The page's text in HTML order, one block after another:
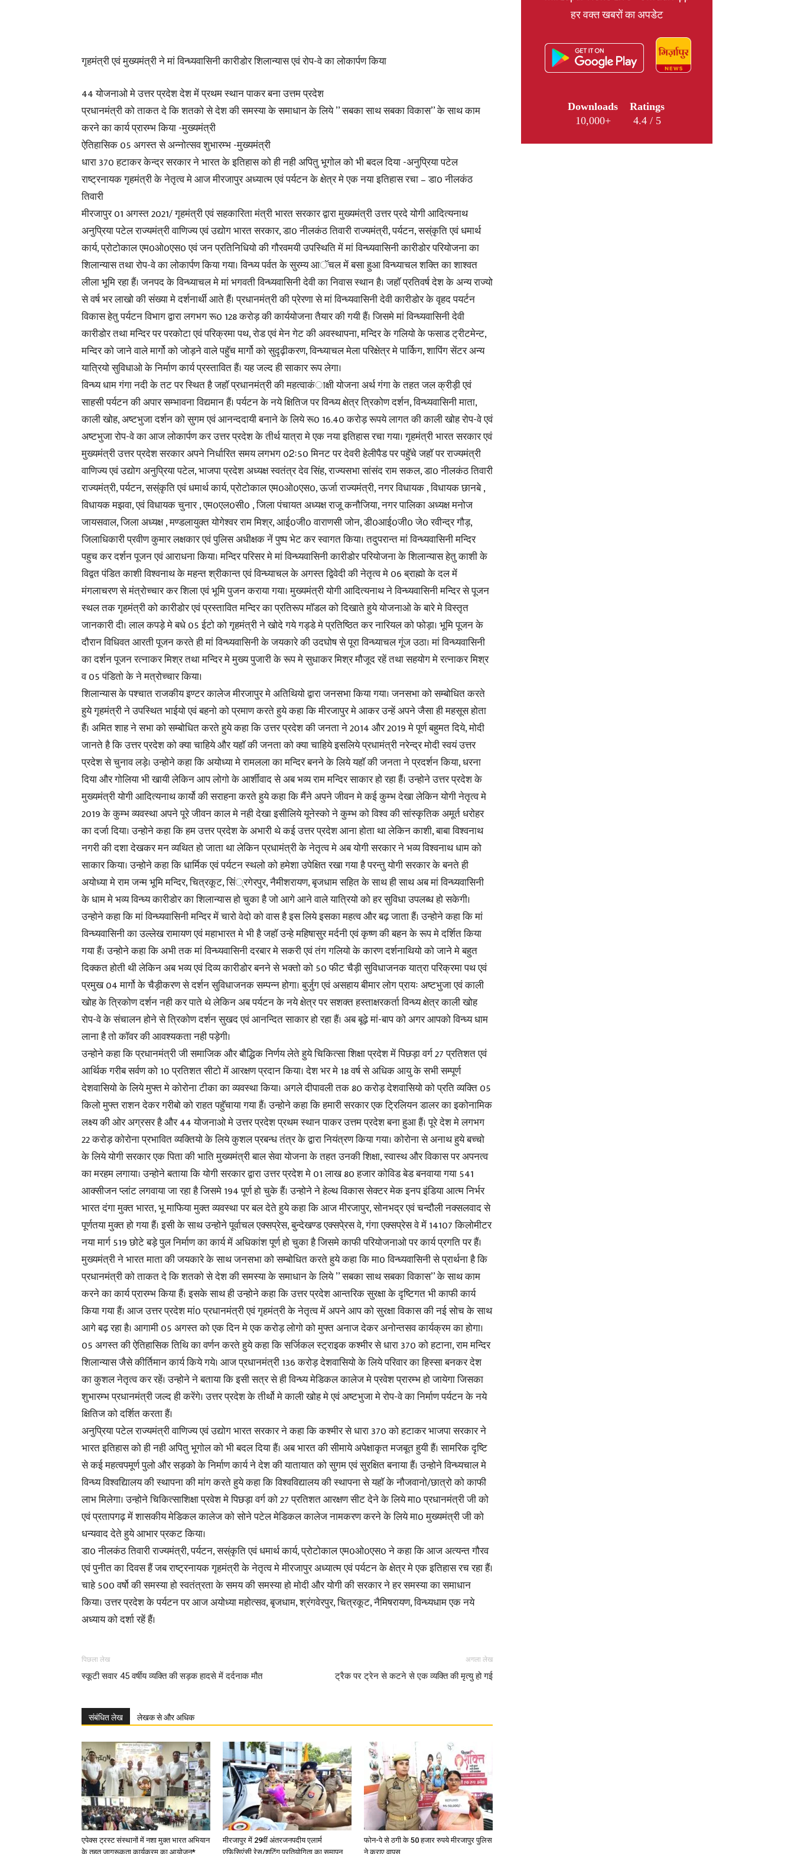
News
in
Today
Hindi
News
गृहमंत्री एवं मुख्यमंत्री ने मां विन्ध्यवासिनी कारीडोर शिलान्यास एवं रोप-वे का लोकार्पण किया
44 योजनाओ मे उत्तर प्रदेश देश में प्रथम स्थान पाकर बना उत्तम प्रदेश
प्रधानमंत्री को ताकत दे कि शतको से देश की समस्या के समाधान के लिये ’’ सबका साथ सबका विकास’’ के साथ काम
करने का कार्य प्रारम्भ किया -मुख्यमंत्री
ऐतिहासिक 05 अगस्त से अन्नोत्सव शुभारम्भ -मुख्यमंत्री
धारा 370 हटाकर केन्द्र सरकार ने भारत के इतिहास को ही नही अपितु भूगोल को भी बदल दिया -अनुप्रिया पटेल
राष्ट्रनायक गृहमंत्री के नेतृत्व मे आज मीरजापुर अध्यात्म एवं पर्यटन के क्षेत्र मे एक नया इतिहास रचा – डा0 नीलकंठ
तिवारी
मीरजापुर 01 अगस्त 2021/ गृहमंत्री एवं सहकारिता मंत्री भारत सरकार द्वारा मुख्यमंत्री उत्तर प्रदे योगी आदित्यनाथ
अनुप्रिया पटेल राज्यमंत्री वाणिज्य एवं उद्योग भारत सरकार, डा0 नीलकंठ तिवारी राज्यमंत्री, पर्यटन, सस्ंकृति एवं धमार्थ
कार्य, प्रोटोकाल एम0ओ0एस0 एवं जन प्रतिनिधियो की गौरवमयी उपस्थिति में मां विन्ध्यवासिनी कारीडोर परियोजना का
शिलान्यास तथा रोप-वे का लोकार्पण किया गया। विन्ध्य पर्वत के सुरम्य आॅचल में बसा हुआ विन्ध्याचल शक्ति का शाश्वत
लीला भूमि रहा हैं। जनपद के विन्ध्याचल मे मां भगवती विन्ध्यवासिनी देवी का निवास स्थान है। जहाॅ प्रतिवर्ष देश के अन्य राज्यो
से वर्ष भर लाखो की संख्या मे दर्शनार्थी आते हैं। प्रधानमंत्री की प्रेरणा से मां विन्ध्यवासिनी देवी कारीडोर के वृहद पयर्टन
विकास हेतु पर्यटन विभाग द्वारा लगभग रू0 128 करोड़ की कार्ययोजना तैयार की गयी हैं। जिसमे मां विन्ध्यवासिनी देवी
कारीडोर तथा मन्दिर पर परकोटा एवं परिक्रमा पथ, रोड एवं मेन गेट की अवस्थापना, मन्दिर के गलियो के फसाड ट्रीटमेन्ट,
मन्दिर को जाने वाले मार्गो को जोड़ने वाले पहुॅच मार्गो को सुदृढ़ीकरण, विन्ध्याचल मेला परिक्षेत्र मे पार्किग, शापिंग सेंटर अन्य
यात्रियो सुविधाओ के निर्माण कार्य प्रस्तावित हैं। यह जल्द ही साकार रूप लेगा।
विन्ध्य धाम गंगा नदी के तट पर स्थित है जहाॅ प्रधानमंत्री की महत्वाकंाक्षी योजना अर्थ गंगा के तहत जल क्रीड़ी एवं
साहसी पर्यटन की अपार सम्भावना विद्यमान हैं। पर्यटन के नये क्षितिज पर विन्ध्य क्षेत्र त्रिकोण दर्शन, विन्ध्यवासिनी माता,
काली खोह, अष्टभुजा दर्शन को सुगम एवं आनन्ददायी बनाने के लिये रू0 16.40 करोड़ रूपये लागत की काली खोह रोप-वे एवं
अष्टभुजा रोप-वे का आज लोकार्पण कर उत्तर प्रदेश के तीर्थ यात्रा मे एक नया इतिहास रचा गया। गृहमंत्री भारत सरकार एवं
मुख्यमंत्री उत्तर प्रदेश सरकार अपने निर्धारित समय लगभग 02ः50 मिनट पर देवरी हेलीपैड पर पहुॅचे जहाॅ पर राज्यमंत्री
वाणिज्य एवं उद्योग अनुप्रिया पटेल, भाजपा प्रदेश अध्यक्ष स्वतंत्र देव सिंह, राज्यसभा सांसंद राम सकल, डा0 नीलकंठ तिवारी
राज्यमंत्री, पर्यटन, सस्ंकृति एवं धमार्थ कार्य, प्रोटोकाल एम0ओ0एस0, ऊर्जा राज्यमंत्री, नगर विधायक , विधायक छानबे ,
विधायक मझवा, एवं विधायक चुनार , एम0एल0सी0 , जिला पंचायत अध्यक्ष राजू कनौजिया, नगर पालिका अध्यक्ष मनोज
जायसवाल, जिला अध्यक्ष , मण्डलायुक्त योगेश्वर राम मिश्र, आई0जी0 वाराणसी जोन, डी0आई0जी0 जे0 रवीन्द्र गौड़,
जिलाधिकारी प्रवीण कुमार लक्षकार एवं पुलिस अधीक्षक नें पुष्प भेट कर स्वागत किया। तदुपरान्त मां विन्ध्यवासिनी मन्दिर
पहुच कर दर्शन पूजन एवं आराधना किया। मन्दिर परिसर मे मां विन्ध्यवासिनी कारीडोर परियोजना के शिलान्यास हेतु काशी के
विद्वत पंडित काशी विश्वनाथ के महन्त श्रीकान्त एवं विन्ध्याचल के अगस्त द्विवेदी की नेतृत्व मे 06 ब्राह्मो के दल में
मंगलाचरण से मंत्रोच्चार कर शिला एवं भूमि पुजन कराया गया। मुख्यमंत्री योगी आदित्यनाथ ने विन्ध्यवासिनी मन्दिर से पूजन
स्थल तक गृहमंत्री को कारीडोर एवं प्रस्तावित मन्दिर का प्रतिरूप माॅडल को दिखाते हुये योजनाओ के बारे मे विस्तृत
जानकारी दी। लाल कपड़े मे बधे 05 ईटो को गृहमंत्री ने खोदे गये गड्डे मे प्रतिष्ठित कर नारियल को फोड़ा। भूमि पूजन के
दौरान विधिवत आरती पूजन करते ही मां विन्ध्यवासिनी के जयकारे की उदघोष से पूरा विन्ध्याचल गूंज उठा। मां विन्ध्यवासिनी
का दर्शन पूजन रत्नाकर मिश्र तथा मन्दिर मे मुख्य पुजारी के रूप मे सुधाकर मिश्र मौजूद रहें तथा सहयोग मे रत्नाकर मिश्र
व 05 पंडितो के ने मत्रोच्चार किया।
शिलान्यास के पश्चात राजकीय इण्टर कालेज मीरजापुर मे अतिथियो द्वारा जनसभा किया गया। जनसभा को सम्बोधित करते
हुये गृहमंत्री ने उपस्थित भाईयो एवं बहनो को प्रमाण करते हुये कहा कि मीरजापुर मे आकर उन्हें अपने जैसा ही महसूस होता
हैं। अमित शाह ने सभा को सम्बोधित करते हुये कहा कि उत्तर प्रदेश की जनता ने 2014 और 2019 मे पूर्ण बहुमत दिये, मोदी
जानते है कि उत्तर प्रदेश को क्या चाहिये और यहाॅ की जनता को क्या चाहिये इसलिये प्रधामंत्री नरेन्द्र मोदी स्वयं उत्तर
प्रदेश से चुनाव लड़े। उन्होने कहा कि अयोध्या मे रामलला का मन्दिर बनने के लिये यहाॅ की जनता ने प्रदर्शन किया, धरना
दिया और गोलिया भी खायी लेकिन आप लोगो के आर्शीवाद से अब भव्य राम मन्दिर साकार हो रहा हैं। उन्होने उत्तर प्रदेश के
मुख्यमंत्री योगी आदित्यनाथ कार्यो की सराहना करते हुये कहा कि मैंने अपने जीवन मे कई कुम्भ देखा लेकिन योगी नेतृत्व मे
2019 के कुम्भ व्यवस्था अपने पूरे जीवन काल मे नही देखा इसीलिये यूनेस्को ने कुम्भ को विश्व की सांस्कृतिक अमूर्त धरोहर
का दर्जा दिया। उन्होने कहा कि हम उत्तर प्रदेश के अभारी थे कई उत्तर प्रदेश आना होता था लेकिन काशी, बाबा विश्वनाथ
नगरी की दशा देखकर मन व्यथित हो जाता था लेकिन प्रधामंत्री के नेतृत्व मे अब योगी सरकार ने भव्य विश्वनाथ धाम को
साकार किया। उन्होने कहा कि धार्मिक एवं पर्यटन स्थलो को हमेशा उपेक्षित रखा गया है परन्तु योगी सरकार के बनते ही
अयोध्या मे राम जन्म भूमि मन्दिर, चित्रकूट, सिं्रगेरपुर, नैमीशरायण, बृजधाम सहित के साथ ही साथ अब मां विन्ध्यवासिनी
के धाम मे भव्य विन्ध्य कारीडोर का शिलान्यास हो चुका है जो आगे आने वाले यात्रियो को हर सुविधा उपलब्ध हो सकेगी।
उन्होने कहा कि मां विन्ध्यवासिनी मन्दिर में चारो वेदो को वास है इस लिये इसका महत्व और बढ़ जाता हैं। उन्होने कहा कि मां
विन्ध्यवासिनी का उल्लेख रामायण एवं महाभारत मे भी है जहाॅ उन्हे महिषासुर मर्दनी एवं कृष्ण की बहन के रूप मे दर्शित किया
गया हैं। उन्होने कहा कि अभी तक मां विन्ध्यवासिनी दरबार मे सकरी एवं तंग गलियो के कारण दर्शनाथियो को जाने मे बहुत
दिक्कत होती थी लेकिन अब भव्य एवं दिव्य कारीडोर बनने से भक्तो को 50 फीट चैड़ी सुविधाजनक यात्रा परिक्रमा पथ एवं
प्रमुख 04 मार्गो के चैड़ीकरण से दर्शन सुविधाजनक सम्पन्न होगा। बुर्जुग एवं असहाय बीमार लोग प्रायः अष्टभुजा एवं काली
खोह के त्रिकोण दर्शन नही कर पाते थे लेकिन अब पर्यटन के नये क्षेत्र पर सशक्त हस्ताक्षरकर्ता विन्ध्य क्षेत्र काली खोह
रोप-वे के संचालन होने से त्रिकोण दर्शन सुखद एवं आनन्दित साकार हो रहा हैं। अब बूढ़े मां-बाप को अगर आपको विन्ध्य धाम
लाना है तो काॅवर की आवश्यकता नही पड़ेगी।
उन्होने कहा कि प्रधानमंत्री जी समाजिक और बौद्धिक निर्णय लेते हुये चिकित्सा शिक्षा प्रदेश में पिछड़ा वर्ग 27 प्रतिशत एवं
आर्थिक गरीब सर्वण को 10 प्रतिशत सीटो में आरक्षण प्रदान किया। देश भर मे 18 वर्ष से अधिक आयु के सभी सम्पूर्ण
देशवासियो के लिये मुफ्त मे कोरोना टीका का व्यवस्था किया। अगले दीपावली तक 80 करोड़ देशवासियो को प्रति व्यक्ति 05
किलो मुफ्त राशन देकर गरीबो को राहत पहुॅचाया गया हैं। उन्होने कहा कि हमारी सरकार एक ट्रिलियन डालर का इकोनामिक
लक्ष्य की ओर अग्रसर है और 44 योजनाओ मे उत्तर प्रदेश प्रथम स्थान पाकर उत्तम प्रदेश बना हुआ हैं। पूरे देश मे लगभग
22 करोड़ कोरोना प्रभावित व्यक्तियो के लिये कुशल प्रबन्ध तंत्र के द्वारा नियंत्रण किया गया। कोरोना से अनाथ हुये बच्चो
के लिये योगी सरकार एक पिता की भाति मुख्यमंत्री बाल सेवा योजना के तहत उनकी शिक्षा, स्वास्थ और विकास पर अपनत्व
का मरहम लगाया। उन्होने बताया कि योगी सरकार द्वारा उत्तर प्रदेश मे 01 लाख 80 हजार कोविड बेड बनवाया गया 541
आक्सीजन प्लांट लगवाया जा रहा है जिसमे 194 पूर्ण हो चुके हैं। उन्होने ने हेल्थ विकास सेक्टर मेक इनप इंडिया आत्म निर्भर
भारत दंगा मुक्त भारत, भू माफिया मुक्त व्यवस्था पर बल देते हुये कहा कि आज मीरजापुर, सोनभद्र एवं चन्दौली नक्सलवाद से
पूर्णतया मुक्त हो गया हैं। इसी के साथ उन्होने पूर्वाचल एक्सप्रेस, बुन्देखण्ड एक्सपे्रस वे, गंगा एक्सप्रेस वे में 14107 किलोमीटर
नया मार्ग 519 छोटे बड़े पुल निर्माण का कार्य में अधिकांश पूर्ण हो चुका है जिसमे काफी परियोजनाओ पर कार्य प्रगति पर हैं।
मुख्यमंत्री ने भारत माता की जयकारे के साथ जनसभा को सम्बोधित करते हुये कहा कि मा0 विन्ध्यवासिनी से प्रार्थना है कि
प्रधानमंत्री को ताकत दे कि शतको से देश की समस्या के समाधान के लिये ’’ सबका साथ सबका विकास’’ के साथ काम
करने का कार्य प्रारम्भ किया हैं। इसके साथ ही उन्होने कहा कि उत्तर प्रदेश आन्तरिक सुरक्षा के दृष्टिगत भी काफी कार्य
किया गया हैं। आज उत्तर प्रदेश मां0 प्रधानमंत्री एवं गृहमंत्री के नेतृत्व में अपने आप को सुरक्षा विकास की नई सोच के साथ
आगे बढ़ रहा है। आगामी 05 अगस्त को एक दिन मे एक करोड़ लोगो को मुफ्त अनाज देकर अनोन्तसव कार्यक्रम का होगा।
05 अगस्त की ऐतिहासिक तिथि का वर्णन करते हुये कहा कि सर्जिकल स्ट्राइक कश्मीर से धारा 370 को हटाना, राम मन्दिर
शिलान्यास जैसे कीर्तिमान कार्य किये गये। आज प्रधानमंत्री 136 करोड़ देशवासियो के लिये परिवार का हिस्सा बनकर देश
का कुशल नेतृत्व कर रहें। उन्होने ने बताया कि इसी सत्र से ही विन्ध्य मेडिकल कालेज मे प्रवेश प्रारम्भ हो जायेगा जिसका
शुभारम्भ प्रधानमंत्री जल्द ही करेंगे। उत्तर प्रदेश के तीर्थो मे काली खोह मे एवं अष्टभुजा मे रोप-वे का निर्माण पर्यटन के नये
क्षितिज को दर्शित करता हैं।
अनुप्रिया पटेल राज्यमंत्री वाणिज्य एवं उद्योग भारत सरकार ने कहा कि कश्मीर से धारा 370 को हटाकर भाजपा सरकार ने
भारत इतिहास को ही नही अपितु भूगोल को भी बदल दिया हैं। अब भारत की सीमाये अपेक्षाकृत मजबूत हुयी हैं। सामरिक दृष्टि
से कई महत्वपमूर्ण पुलो और सड़को के निर्माण कार्य ने देश की यातायात को सुगम एवं सुरक्षित बनाया हैं। उन्होने विन्ध्यचाल मे
विन्ध्य विश्वद्यिालय की स्थापना की मांग करते हुये कहा कि विश्वविद्यालय की स्थापना से यहाॅ के नौजवानो/छात्रो को काफी
लाभ मिलेगा। उन्होने चिकित्साशिक्षा प्रवेश मे पिछड़ा वर्ग को 27 प्रतिशत आरक्षण सीट देने के लिये मा0 प्रधानमंत्री जी को
एवं प्रतापगढ़ में शासकीय मेडिकल कालेज को सोने पटेल मेडिकल कालेज नामकरण करने के लिये मा0 मुख्यमंत्री जी को
धन्यवाद देते हुये आभार प्रकट किया।
डा0 नीलकंठ तिवारी राज्यमंत्री, पर्यटन, सस्ंकृति एवं धमार्थ कार्य, प्रोटोकाल एम0ओ0एस0 ने कहा कि आज अत्यन्त गौरव
एवं पुनीत का दिवस हैं जब राष्ट्रनायक गृहमंत्री के नेतृत्व मे मीरजापुर अध्यात्म एवं पर्यटन के क्षेत्र मे एक इतिहास रच रहा हैं।
चाहे 500 वर्षो की समस्या हो स्वतंत्रता के समय की समस्या हो मोदी और योगी की सरकार ने हर समस्या का समाधान
किया। उत्तर प्रदेश के पर्यटन पर आज अयोध्या महोत्सव, बृजधाम, श्रंगवेरपुर, चित्रकूट, नैमिषरायण, विन्ध्यधाम एक नये
अध्याय को दर्शा रहें हैं।
पिछला लेख
स्कूटी सवार 45 वर्षीय व्यक्ति की सड़क हादसे में दर्दनाक मौत
अगला लेख
ट्रैक पर ट्रेन से कटने से एक व्यक्ति की मृत्यु हो गई
संबंधित लेख लेखक से और अधिक
एपेक्स ट्रस्ट संस्थानों में नशा मुक्त भारत अभियान
के तहत जागरूकता कार्यक्रम का आयोजन*
मीरजापुर में 29वीं अंतरजनपदीय एलार्म
एफिसिएंसी रेस/शूटिंग प्रतियोगिता का समापन
फोन-पे से ठगी के 50 हजार रुपये मीरजापुर पुलिस
ने कराए वापस
हर वक्त खबरों का अपडेट
Downloads
10,000+
Ratings
4.4 / 5